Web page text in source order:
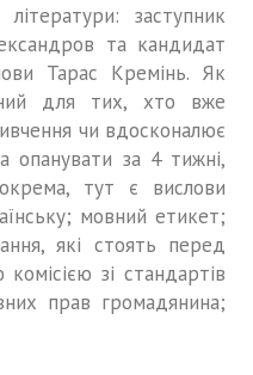
заступник
та кандидат
Тарас Кремінь. Як
для тих, хто вже
чи вдосконалює
опанувати за 4 тижні,
тут є вислови
мовний етикет;
які стоять перед
зі стандартів
прав громадянина;